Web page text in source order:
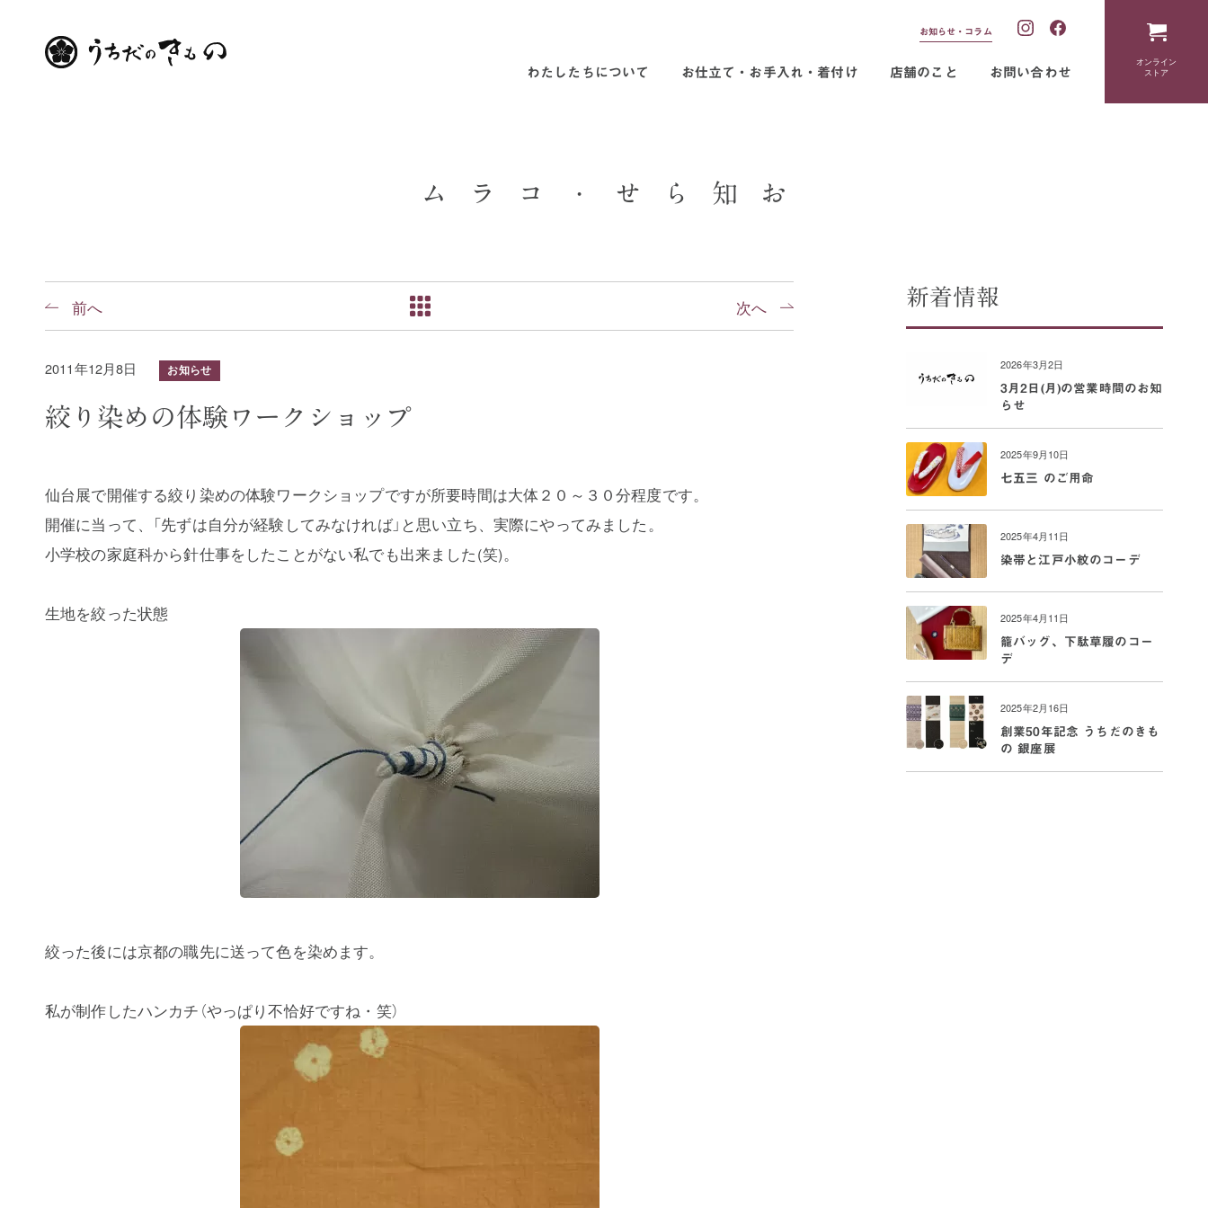
わたしたちについて お仕立て・お手入れ・着付け 店舗のこと お問い合わせ
お知らせ・コラム
オンライン
ストア
お
知
ら
せ
・
コ
ラ
ム
前へ 次へ
2011年12月8日 お知らせ
絞り染めの体験ワークショップ
仙台展で開催する絞り染めの体験ワークショップですが所要時間は大体２０～３０分程度です。
開催に当って、「先ずは自分が経験してみなければ」と思い立ち、実際にやってみました。
小学校の家庭科から針仕事をしたことがない私でも出来ました(笑)。
生地を絞った状態
絞った後には京都の職先に送って色を染めます。
私が制作したハンカチ（やっぱり不恰好ですね・笑）
新着情報
2026年3月2日
3月2日(月)の営業時間のお知
らせ
2025年9月10日
七五三 のご用命
2025年4月11日
染帯と江戸小紋のコーデ
2025年4月11日
籠バッグ、下駄草履のコー
デ
2025年2月16日
創業50年記念 うちだのきも
の 銀座展